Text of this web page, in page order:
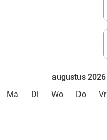
augustus 2026
Ma
Di Wo Do Vr